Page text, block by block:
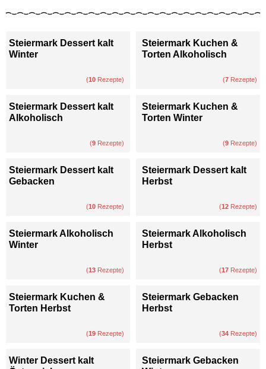
Steiermark Dessert kalt
Winter
(10 Rezepte)
Steiermark Kuchen &
Torten Alkoholisch
(7 Rezepte)
Steiermark Dessert kalt
Alkoholisch
(9 Rezepte)
Steiermark Kuchen &
Torten Winter
(9 Rezepte)
Steiermark Dessert kalt
Gebacken
(10 Rezepte)
Steiermark Dessert kalt
Herbst
(12 Rezepte)
Steiermark Alkoholisch
Winter
(13 Rezepte)
Steiermark Alkoholisch
Herbst
(17 Rezepte)
Steiermark Kuchen &
Torten Herbst
(19 Rezepte)
Steiermark Gebacken
Herbst
(34 Rezepte)
Winter Dessert kalt
Steiermark Gebacken